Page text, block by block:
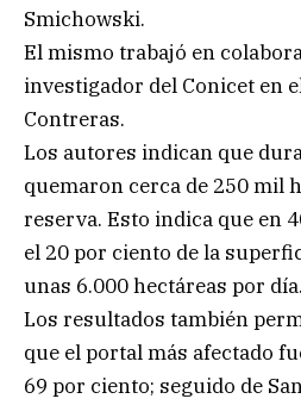
Smichowski.
El mismo trabajó en
investigador del Conicet en
Contreras.
Los autores indican que
quemaron cerca de 250 mil
reserva. Esto indica que en
el 20 por ciento de la
unas 6.000 hectáreas por día.
Los resultados también
que el portal más afectado
69 por ciento; seguido de